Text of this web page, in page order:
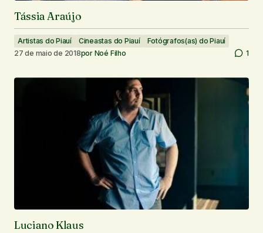
Tássia Araújo
Artistas do Piauí Cineastas do Piauí
Fotógrafos(as) do Piauí
27 de maio de 2018por Noé Filho 1
Luciano Klaus